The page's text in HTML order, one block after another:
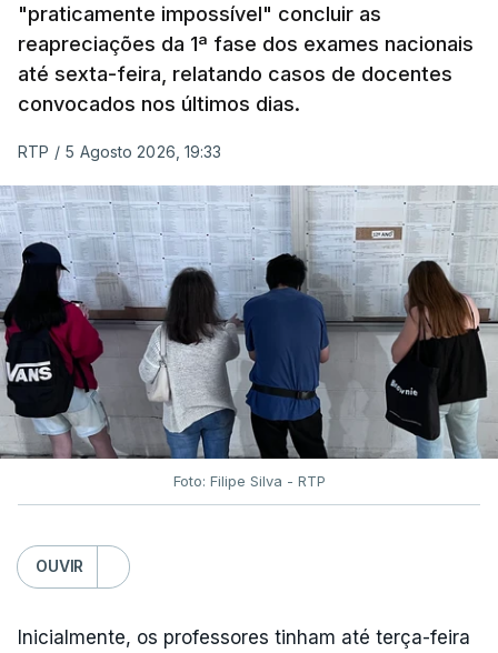
"praticamente impossível" concluir as
reapreciações da 1ª fase dos exames nacionais
até sexta-feira, relatando casos de docentes
convocados nos últimos dias.
RTP / 5 Agosto 2026, 19:33
Foto: Filipe Silva - RTP
OUVIR
Inicialmente, os professores tinham até terça-feira